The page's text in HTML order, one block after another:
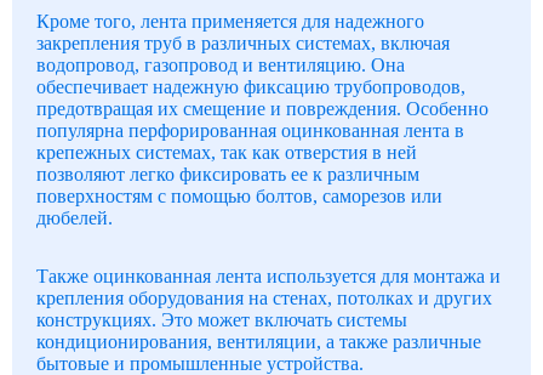
Кроме того, лента применяется для надежного
закрепления труб в различных системах, включая
водопровод, газопровод и вентиляцию. Она
обеспечивает надежную фиксацию трубопроводов,
предотвращая их смещение и повреждения. Особенно
популярна перфорированная оцинкованная лента в
крепежных системах, так как отверстия в ней
позволяют легко фиксировать ее к различным
поверхностям с помощью болтов, саморезов или
дюбелей.
Также оцинкованная лента используется для монтажа и
крепления оборудования на стенах, потолках и других
конструкциях. Это может включать системы
кондиционирования, вентиляции, а также различные
бытовые и промышленные устройства.